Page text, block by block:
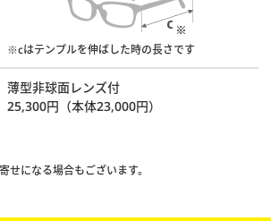
※cはテンプルを伸ばした時の長さです
薄型非球面レンズ付
25,300円（本体23,000円）
になる場合もございます。